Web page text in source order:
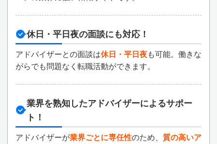
休日・平日夜の面談にも対応！
アドバイザーとの面談は休日・平日夜も可能。働きな
がらでも問題なく転職活動ができます。
業界を熟知したアドバイザーによるサポー
ト！
アドバイザーが業界ごとに専任性のため、 質の高いア